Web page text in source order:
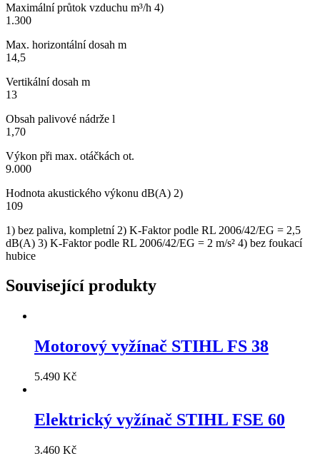
Maximální průtok vzduchu m³/h 4)
1.300
Max. horizontální dosah m
14,5
Vertikální dosah m
13
Obsah palivové nádrže l
1,70
Výkon při max. otáčkách ot.
9.000
Hodnota akustického výkonu dB(A) 2)
109
1) bez paliva, kompletní 2) K-Faktor podle RL 2006/42/EG = 2,5
dB(A) 3) K-Faktor podle RL 2006/42/EG = 2 m/s² 4) bez foukací
hubice
Související produkty
Motorový vyžínač STIHL FS 38
5.490 Kč
Elektrický vyžínač STIHL FSE 60
3.460 Kč